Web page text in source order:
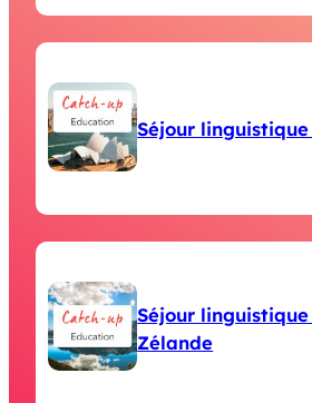
Séjour
Séjour
Zélande